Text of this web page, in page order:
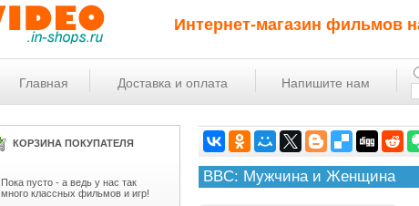
Интернет-магазин фильмов
Главная Доставка и оплата Напишите нам
КОРЗИНА ПОКУПАТЕЛЯ
Пока пусто - а ведь у нас так
много классных фильмов и игр!
BBC: Мужчина и Женщина